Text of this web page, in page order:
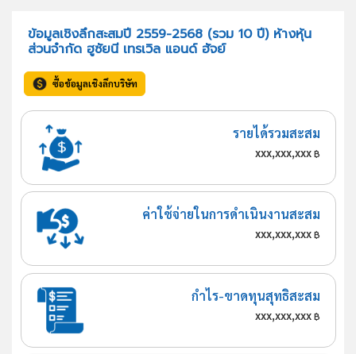
ข้อมูลเชิงลึกสะสมปี 2559-2568 (รวม 10 ปี) ห้างหุ้น
ส่วนจำกัด ฮูซัยนี เทรเวิล แอนด์ ฮัจย์
ซื้อข้อมูลเชิงลึกบริษัท
รายได้รวมสะสม
xxx,xxx,xxx฿
ค่าใช้จ่ายในการดำเนินงานสะสม
xxx,xxx,xxx฿
กำไร-ขาดทุนสุทธิสะสม
xxx,xxx,xxx฿